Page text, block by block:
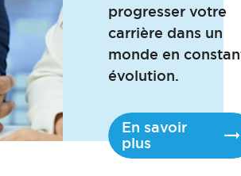
progresser votre
carrière dans un
monde en
évolution.
En savoir
plus